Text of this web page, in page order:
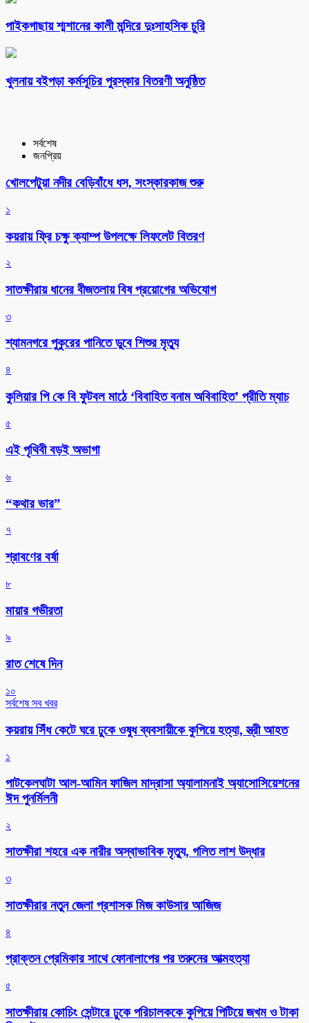
পাইকগাছায় শ্মশানের কালী মন্দিরে দুঃসাহসিক চুরি
খুলনায় বইপড়া কর্মসূচির পুরস্কার বিতরণী অনুষ্ঠিত
সর্বশেষ
জনপ্রিয়
খোলপেটুয়া নদীর বেড়িবাঁধে ধস, সংস্কারকাজ শুরু
১
কয়রায় ফ্রি চক্ষু ক্যাম্প উপলক্ষে লিফলেট বিতরণ
২
সাতক্ষীরায় ধানের বীজতলায় বিষ প্রয়োগের অভিযোগ
৩
শ্যামনগরে পুকুরের পানিতে ডুবে শিশুর মৃত্যু
৪
কুলিয়ার পি কে বি ফুটবল মাঠে ‘বিবাহিত বনাম অবিবাহিত’ প্রীতি ম্যাচ
৫
এই পৃথিবী বড়ই অভাগা
৬
“কথার ভার”
৭
শ্রাবণের বর্ষা
৮
মায়ার গভীরতা
৯
রাত শেষে দিন
১০
সর্বশেষ সব খবর
কয়রায় সিঁধ কেটে ঘরে ঢুকে ওষুধ ব্যবসায়ীকে কুপিয়ে হত্যা, স্ত্রী আহত
১
পাটকেলঘাটা আল-আমিন ফাজিল মাদ্রাসা অ্যালামনাই অ্যাসোসিয়েশনের
ঈদ পুনর্মিলনী
২
সাতক্ষীরা শহরে এক নারীর অস্বাভাবিক মৃত্যু, গলিত লাশ উদ্ধার
৩
সাতক্ষীরার নতুন জেলা প্রশাসক মিজ কাউসার আজিজ
৪
প্রাক্তন প্রেমিকার সাথে ফোনালাপের পর তরুনের আত্মহত্যা
৫
সাতক্ষীরায় কোচিং সেন্টারে ঢুকে পরিচালককে কুপিয়ে পিটিয়ে জখম ও টাকা